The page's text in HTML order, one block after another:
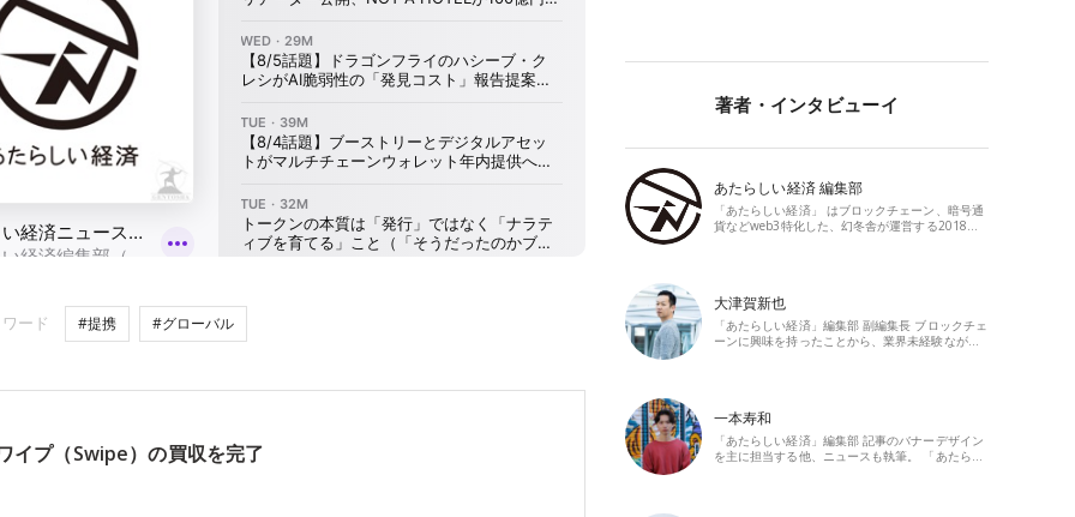
ード #提携 #グローバル
イプ（Swipe）の買収を完了
著者・インタビューイ
あたらしい経済 編集部
「あたらしい経済」 はブロックチェーン、暗号通
貨などweb3特化した、幻冬舎が運営する2018…
大津賀新也
「あたらしい経済」編集部 副編集長 ブロックチェ
ーンに興味を持ったことから、業界未経験なが…
一本寿和
「あたらしい経済」編集部 記事のバナーデザイン
を主に担当する他、ニュースも執筆。 「あたら…